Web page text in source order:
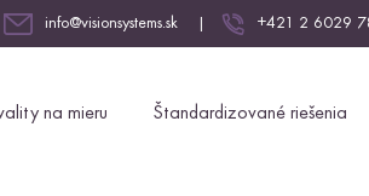
info@visionsystems.sk +421 2 6029
na mieru Štandardizované riešenia